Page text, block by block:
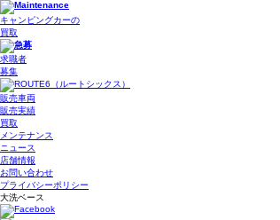
キャンピングカーの
買取
求職者
募集
販売車両
販売実績
買取
メンテナンス
ニュース
店舗情報
お問い合わせ
プライバシーポリシー
大洗ベース